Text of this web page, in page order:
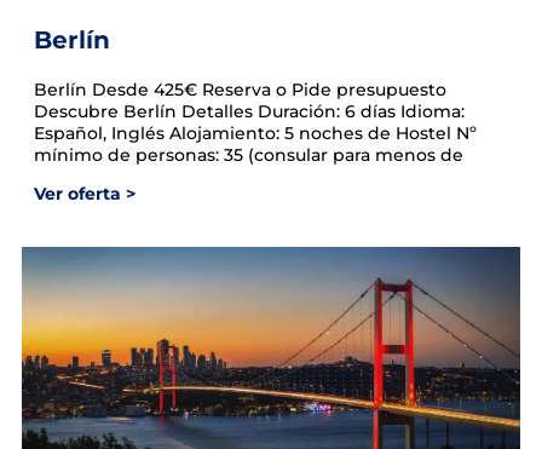
Berlín
Berlín Desde 425€ Reserva o Pide presupuesto
Descubre Berlín Detalles Duración: 6 días Idioma:
Español, Inglés Alojamiento: 5 noches de Hostel Nº
mínimo de personas: 35 (consular para menos de
Ver oferta >